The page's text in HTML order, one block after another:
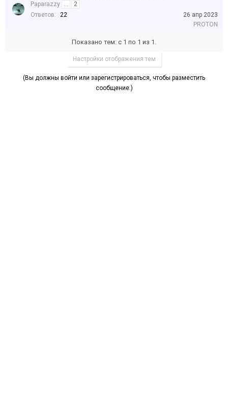
Paparazzy ...
2
Ответов:
22
26 апр 2023
PROTON
Показано тем: с 1 по 1 из 1.
Настройки отображения тем
(Вы должны войти или зарегистрироваться, чтобы разместить
сообщение.)